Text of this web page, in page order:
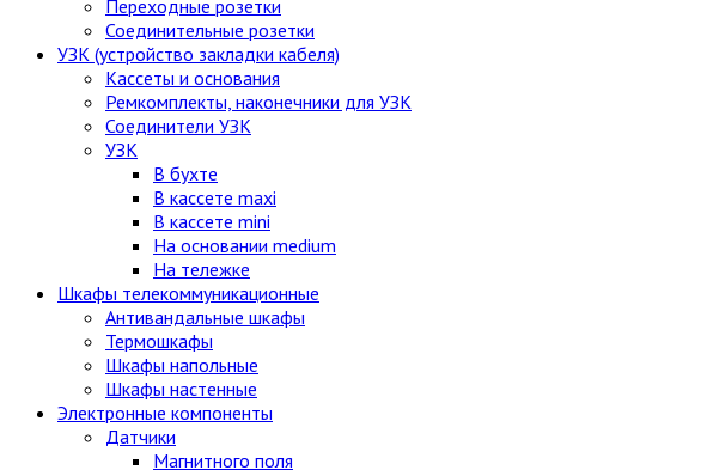
Переходные розетки
Соединительные розетки
УЗК (устройство закладки кабеля)
Кассеты и основания
Ремкомплекты, наконечники для УЗК
Соединители УЗК
УЗК
В бухте
В кассете maxi
В кассете mini
На основании medium
На тележке
Шкафы телекоммуникационные
Антивандальные шкафы
Термошкафы
Шкафы напольные
Шкафы настенные
Электронные компоненты
Датчики
Магнитного поля